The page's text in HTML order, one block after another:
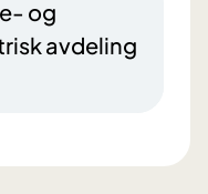
og
avdeling